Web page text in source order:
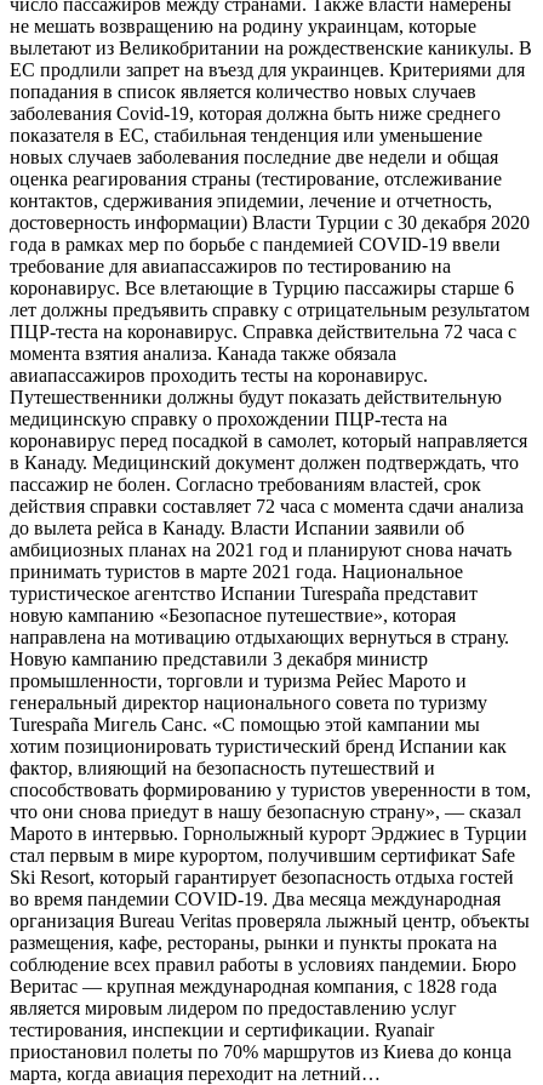
не мешать возвращению на родину украинцам, которые
вылетают из Великобритании на рождественские каникулы. В
ЕС продлили запрет на въезд для украинцев. Критериями для
попадания в список является количество новых случаев
заболевания Covid-19, которая должна быть ниже среднего
показателя в ЕС, стабильная тенденция или уменьшение
новых случаев заболевания последние две недели и общая
оценка реагирования страны (тестирование, отслеживание
контактов, сдерживания эпидемии, лечение и отчетность,
достоверность информации) Власти Турции с 30 декабря 2020
года в рамках мер по борьбе с пандемией COVID-19 ввели
требование для авиапассажиров по тестированию на
коронавирус. Все влетающие в Турцию пассажиры старше 6
лет должны предъявить справку с отрицательным результатом
ПЦР-теста на коронавирус. Справка действительна 72 часа с
момента взятия анализа. Канада также обязала
авиапассажиров проходить тесты на коронавирус.
Путешественники должны будут показать действительную
медицинскую справку о прохождении ПЦР-теста на
коронавирус перед посадкой в самолет, который направляется
в Канаду. Медицинский документ должен подтверждать, что
пассажир не болен. Согласно требованиям властей, срок
действия справки составляет 72 часа с момента сдачи анализа
до вылета рейса в Канаду. Власти Испании заявили об
амбициозных планах на 2021 год и планируют снова начать
принимать туристов в марте 2021 года. Национальное
туристическое агентство Испании Turespaña представит
новую кампанию «Безопасное путешествие», которая
направлена ​​на мотивацию отдыхающих вернуться в страну.
Новую кампанию представили 3 декабря министр
промышленности, торговли и туризма Рейес Марото и
генеральный директор национального совета по туризму
Turespaña Мигель Санс. «С помощью этой кампании мы
хотим позиционировать туристический бренд Испании как
фактор, влияющий на безопасность путешествий и
способствовать формированию у туристов уверенности в том,
что они снова приедут в нашу безопасную страну», — сказал
Марото в интервью. Горнолыжный курорт Эрджиес в Турции
стал первым в мире курортом, получившим сертификат Safe
Ski Resort, который гарантирует безопасность отдыха гостей
во время пандемии COVID-19. Два месяца международная
организация Bureau Veritas проверяла лыжный центр, объекты
размещения, кафе, рестораны, рынки и пункты проката на
соблюдение всех правил работы в условиях пандемии. Бюро
Веритас — крупная международная компания, с 1828 года
является мировым лидером по предоставлению услуг
тестирования, инспекции и сертификации. Ryanair
приостановил полеты по 70% маршрутов из Киева до конца
марта, когда авиация переходит на летний…